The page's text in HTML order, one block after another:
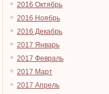
2016 Октябрь
2016 Ноябрь
2016 Декабрь
2017 Январь
2017 Февраль
2017 Март
2017 Апрель